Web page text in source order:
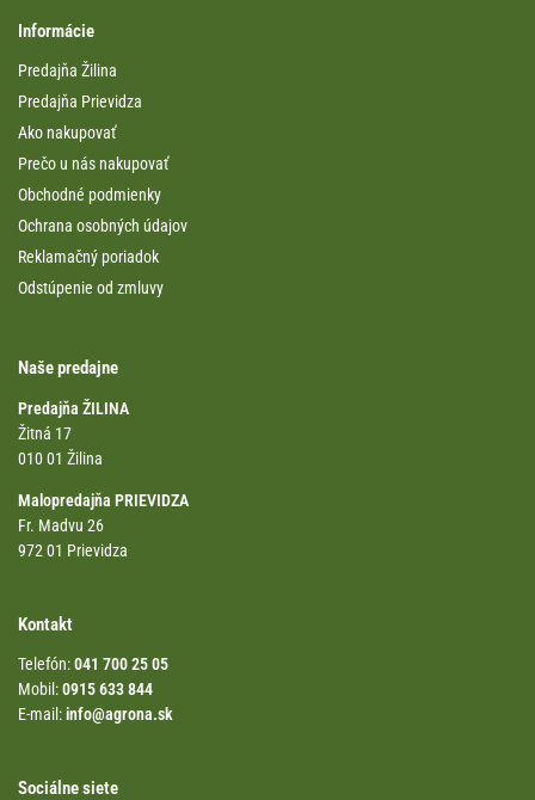
Informácie
Predajňa Žilina
Predajňa Prievidza
Ako nakupovať
Prečo u nás nakupovať
Obchodné podmienky
Ochrana osobných údajov
Reklamačný poriadok
Odstúpenie od zmluvy
Naše predajne
Predajňa ŽILINA
Žitná 17
010 01 Žilina
Malopredajňa PRIEVIDZA
Fr. Madvu 26
972 01 Prievidza
Kontakt
Telefón:041 700 25 05
Mobil:0915 633 844
E-mail:info@agrona.sk
Sociálne siete